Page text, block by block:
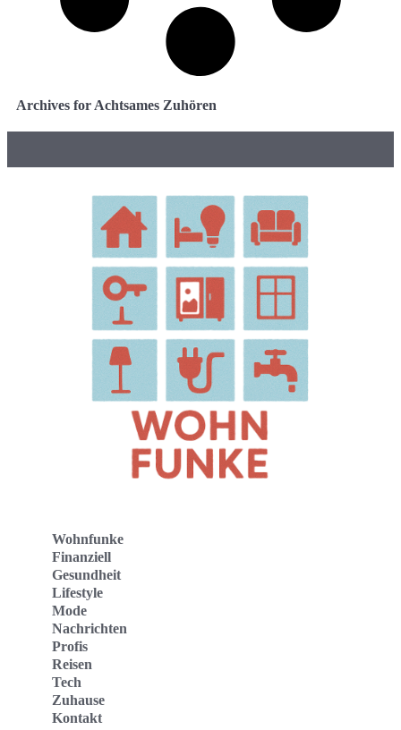
Archives for Achtsames Zuhören
Wohnfunke
Finanziell
Gesundheit
Lifestyle
Mode
Nachrichten
Profis
Reisen
Tech
Zuhause
Kontakt